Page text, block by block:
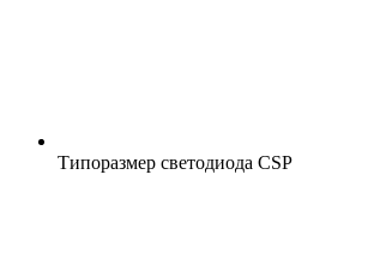
Типоразмер светодиода CSP